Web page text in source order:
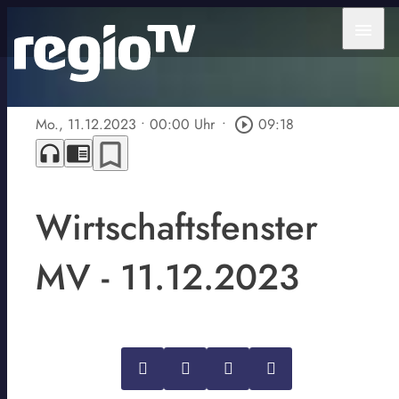
Mo., 11.12.2023 • 00:00 Uhr • play_circle_outline 09:18
headphones chrome_reader_mode bookmark_border
Wirtschaftsfenster
MV - 11.12.2023